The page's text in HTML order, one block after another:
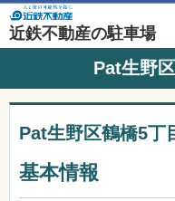
近鉄不動産の駐車場
Pat生野
Pat生野区鶴橋5丁
基本情報